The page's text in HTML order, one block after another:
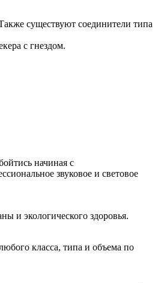
существуют соединители типа
с гнездом.
начиная с
звуковое и световое
и экологического здоровья.
класса, типа и объема по